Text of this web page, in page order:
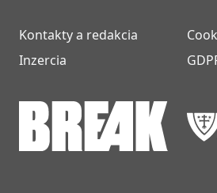
Kontakty a redakcia
Inzercia